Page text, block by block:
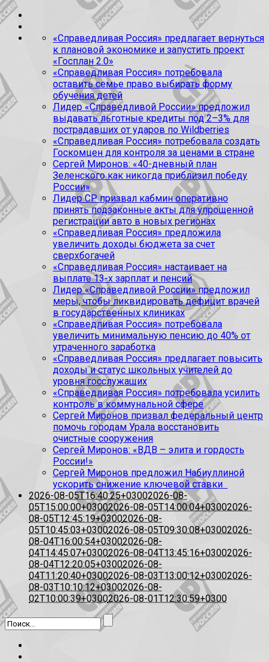
«Справедливая Россия» предлагает вернуться
к плановой экономике и запустить проект
«Госплан 2.0»
«Справедливая Россия» потребовала
оставить семье право выбирать форму
обучения детей
Лидер «Справедливой России» предложил
выдавать льготные кредиты под 2–3% для
пострадавших от ударов по Wildberries
«Справедливая Россия» потребовала создать
Госкомцен для контроля за ценами в стране
Сергей Миронов: «40-дневный план
Зеленского как никогда приблизил победу
России»
Лидер СР призвал кабмин оперативно
принять подзаконные акты для упрощенной
регистрации авто в новых регионах
«Справедливая Россия» предложила
увеличить доходы бюджета за счет
сверхбогачей
«Справедливая Россия» настаивает на
выплате 13-х зарплат и пенсий
Лидер «Справедливой России» предложил
меры, чтобы ликвидировать дефицит врачей
в государственных клиниках
«Справедливая Россия» потребовала
увеличить минимальную пенсию до 40% от
утраченного заработка
«Справедливая Россия» предлагает повысить
доходы и статус школьных учителей до
уровня госслужащих
«Справедливая Россия» потребовала усилить
контроль в коммунальной сфере
Сергей Миронов призвал федеральный центр
помочь городам Урала восстановить
очистные сооружения
Сергей Миронов: «ВДВ – элита и гордость
России!»
Сергей Миронов предложил Набиуллиной
ускорить снижение ключевой ставки
2026-08-05T16:40:25+03002026-08-
05T15:00:00+03002026-08-05T14:00:04+03002026-
08-05T12:45:19+03002026-08-
05T10:45:03+03002026-08-05T09:30:08+03002026-
08-04T16:00:54+03002026-08-
04T14:45:07+03002026-08-04T13:45:16+03002026-
08-04T12:20:05+03002026-08-
04T11:20:40+03002026-08-03T13:00:12+03002026-
08-03T10:10:12+03002026-08-
02T10:00:39+03002026-08-01T12:30:59+0300